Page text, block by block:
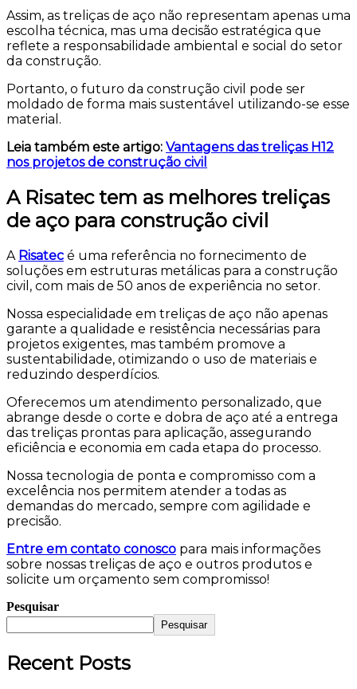
Assim, as treliças de aço não representam apenas uma
escolha técnica, mas uma decisão estratégica que
reflete a responsabilidade ambiental e social do setor
da construção.
Portanto, o futuro da construção civil pode ser
moldado de forma mais sustentável utilizando-se esse
material.
Leia também este artigo: Vantagens das treliças H12
nos projetos de construção civil
A Risatec tem as melhores treliças
de aço para construção civil
A Risatec é uma referência no fornecimento de
soluções em estruturas metálicas para a construção
civil, com mais de 50 anos de experiência no setor.
Nossa especialidade em treliças de aço não apenas
garante a qualidade e resistência necessárias para
projetos exigentes, mas também promove a
sustentabilidade, otimizando o uso de materiais e
reduzindo desperdícios.
Oferecemos um atendimento personalizado, que
abrange desde o corte e dobra de aço até a entrega
das treliças prontas para aplicação, assegurando
eficiência e economia em cada etapa do processo.
Nossa tecnologia de ponta e compromisso com a
excelência nos permitem atender a todas as
demandas do mercado, sempre com agilidade e
precisão.
Entre em contato conosco para mais informações
sobre nossas treliças de aço e outros produtos e
solicite um orçamento sem compromisso!
Pesquisar
Pesquisar
Recent Posts